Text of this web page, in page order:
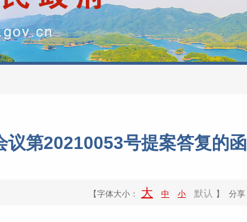
议第20210053号提案答复的函
【字体大小： 大 中 小 默认 】 分享